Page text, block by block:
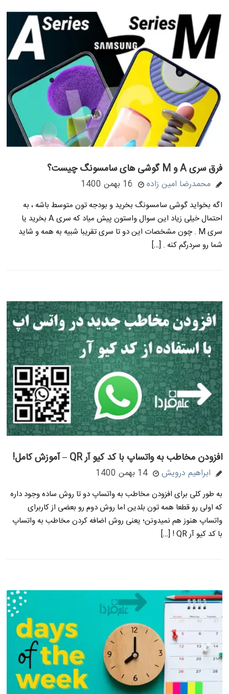
فرق سری A و M گوشی های سامسونگ چیست؟
محمدرضا امین زاده 16 بهمن 1400
اگه بخواید گوشی سامسونگ بخرید و بودجه تون متوسط باشه ، به
احتمال خیلی زیاد این سوال واستون پیش میاد که سری A بخرید یا
سری M . چون مشخصات این دو تا سری تقریبا شبیه به همه و شاید
شما رو سردرگم کنه . […]
افزودن مخاطب به واتساپ با کد کیو آر QR – آموزش کامل!
ابراهیم درویش 14 بهمن 1400
به طور کلی برای افزودن مخاطب به واتساپ دو تا روش ساده وجود داره
که اولی رو قطعا همه تون بلدین اما روش دوم رو بعضی از کاربرای
واتساپ هنوز هم نمیدونن؛ یعنی روش اضافه کردن مخاطب به واتساپ
با کد کیو آر QR ! […]